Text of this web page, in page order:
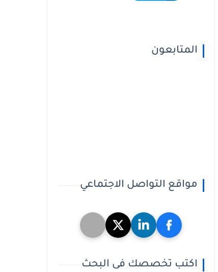
المتابعون
مواقع التواصل الاجتماعي
اكتب تخصصك فى البحث